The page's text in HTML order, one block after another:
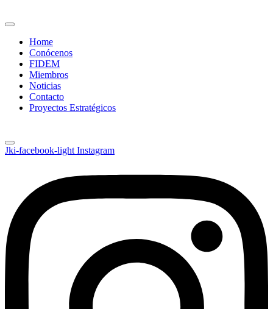
Home
Conócenos
FIDEM
Miembros
Noticias
Contacto
Proyectos Estratégicos
Jki-facebook-light Instagram